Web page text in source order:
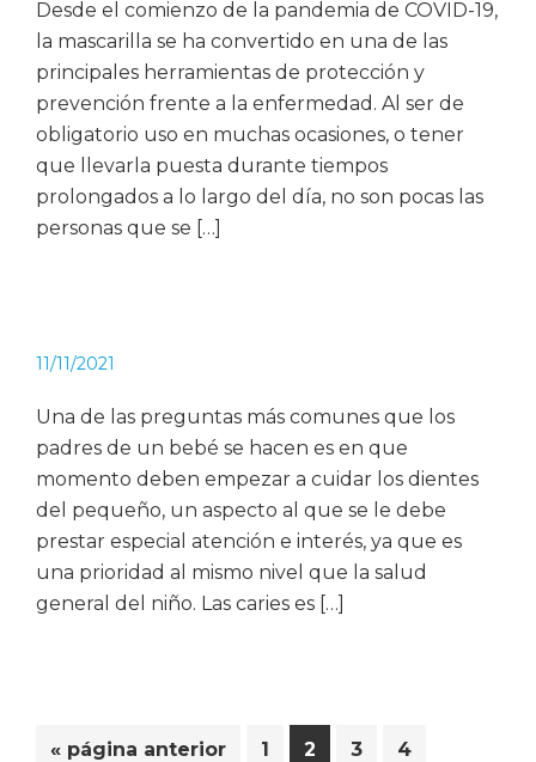
Desde el comienzo de la pandemia de COVID-19,
la mascarilla se ha convertido en una de las
principales herramientas de protección y
prevención frente a la enfermedad. Al ser de
obligatorio uso en muchas ocasiones, o tener
que llevarla puesta durante tiempos
prolongados a lo largo del día, no son pocas las
personas que se […]
11/11/2021
Una de las preguntas más comunes que los
padres de un bebé se hacen es en que
momento deben empezar a cuidar los dientes
del pequeño, un aspecto al que se le debe
prestar especial atención e interés, ya que es
una prioridad al mismo nivel que la salud
general del niño. Las caries es […]
« Ir
página anterior Página
1 Página
2 Página
3 Página
4